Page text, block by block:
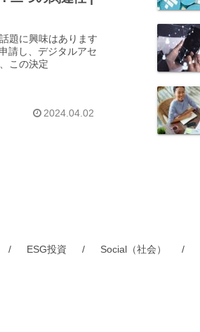
題に興味はあります
請し、デジタルアセ
この決定
2024.04.02
ESG投資 Social（社会）